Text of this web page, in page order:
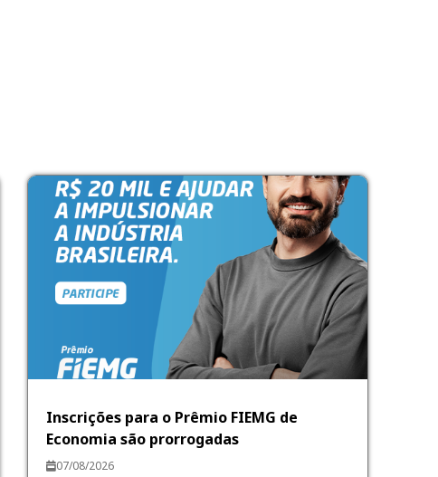
Inscrições para o Prêmio FIEMG de
Economia são prorrogadas
07/08/2026